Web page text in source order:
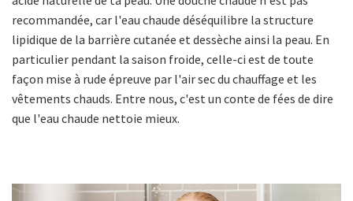
recommandée, car l'eau chaude déséquilibre la structure
lipidique de la barrière cutanée et dessèche ainsi la peau. En
particulier pendant la saison froide, celle-ci est de toute
façon mise à rude épreuve par l'air sec du chauffage et les
vêtements chauds. Entre nous, c'est un conte de fées de dire
que l'eau chaude nettoie mieux.